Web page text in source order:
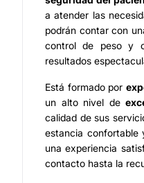
a atender las
podrán contar con
control de peso y
resultados
Está formado por
un alto nivel de
calidad de sus
estancia confortable
una experiencia
contacto hasta la